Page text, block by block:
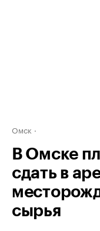
Омск
В Омске
сдать в
сырья